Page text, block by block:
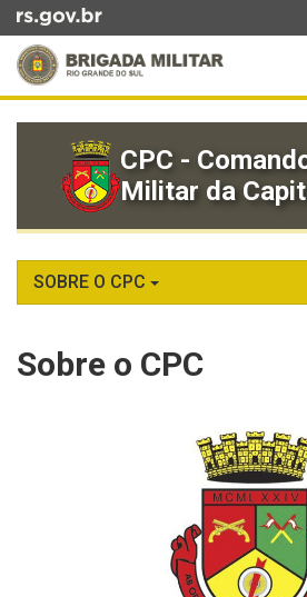
para
conteúdo
busca
CPC -
Militar da
SOBRE O CPC
Sobre o CPC